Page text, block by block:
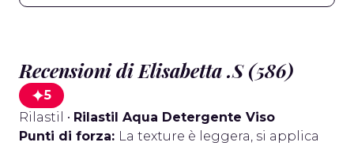
Recensioni di Elisabetta .S (586)
5
Rilastil
• Rilastil Aqua Detergente Viso
Punti di forza: La texture è leggera, si applica